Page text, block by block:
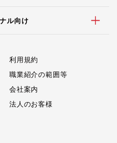
ル向け
利用規約
職業紹介の範囲等
会社案内
法人のお客様